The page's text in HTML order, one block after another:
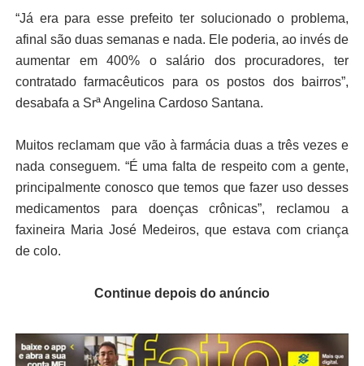
“Já era para esse prefeito ter solucionado o problema,
afinal são duas semanas e nada. Ele poderia, ao invés de
aumentar em 400% o salário dos procuradores, ter
contratado farmacêuticos para os postos dos bairros”,
desabafa a Srª Angelina Cardoso Santana.
Muitos reclamam que vão à farmácia duas a três vezes e
nada conseguem. “É uma falta de respeito com a gente,
principalmente conosco que temos que fazer uso desses
medicamentos para doenças crônicas”, reclamou a
faxineira Maria José Medeiros, que estava com criança
de colo.
Continue depois do anúncio